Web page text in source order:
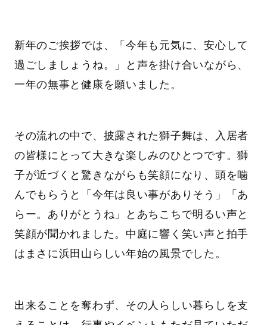
新年のご挨拶では、「今年も元気に、安心して
過ごしましょうね。」と声を掛け合いながら、
一年の無事と健康を願いました。
その流れの中で、披露された獅子舞は、入居者
の皆様にとって大きな楽しみのひとつです。獅
子が近づくと驚きながらも笑顔になり、頭を噛
んでもらうと「今年は良い事がありそう」「あ
らー。ありがとうね」とあちこちで明るい声と
笑顔が聞かれました。中庭に響く笑い声と拍手
はまさに浜田山らしい年始の風景でした。
出来ることを奪わず、その人らしい暮らしを支